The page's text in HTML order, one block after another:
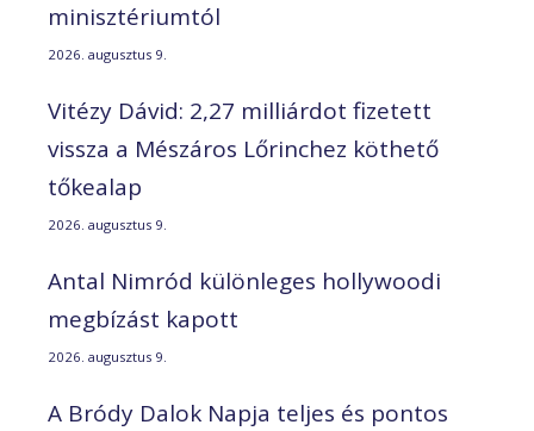
minisztériumtól
2026. augusztus 9.
Vitézy Dávid: 2,27 milliárdot fizetett
vissza a Mészáros Lőrinchez köthető
tőkealap
2026. augusztus 9.
Antal Nimród különleges hollywoodi
megbízást kapott
2026. augusztus 9.
A Bródy Dalok Napja teljes és pontos